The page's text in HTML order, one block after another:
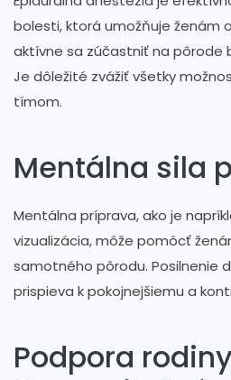
bolesti, ktorá umožňuje ženám
aktívne sa zúčastniť na pôrode
Je dôležité zvážiť všetky
tímom.
Mentálna sila
Mentálna príprava, ako je
vizualizácia, môže pomôcť
samotného pôrodu. Posilnenie
prispieva k pokojnejšiemu a
Podpora